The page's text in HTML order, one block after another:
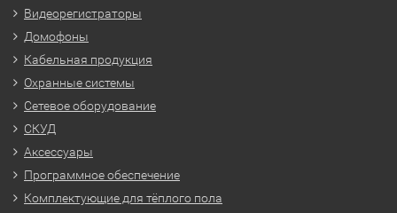
Видеорегистраторы
Домофоны
Кабельная продукция
Охранные системы
Сетевое оборудование
СКУД
Аксессуары
Программное обеспечение
Комплектующие для тёплого пола